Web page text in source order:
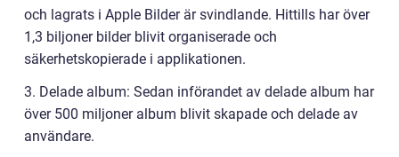
och lagrats i Apple Bilder är svindlande. Hittills har över
1,3 biljoner bilder blivit organiserade och
säkerhetskopierade i applikationen.
3. Delade album: Sedan införandet av delade album har
över 500 miljoner album blivit skapade och delade av
användare.